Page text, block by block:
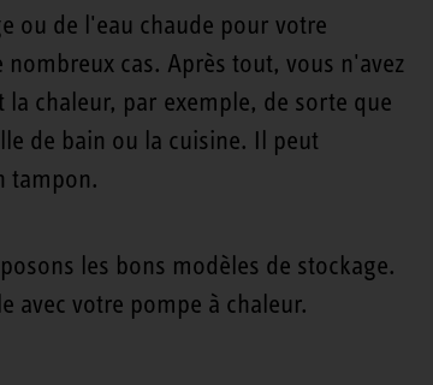
ou de l'eau chaude pour votre
cas. Après tout, vous n'avez
chaleur, par exemple, de sorte que
de bain ou la cuisine. Il peut
tampon.
les bons modèles de stockage.
avec votre pompe à chaleur.